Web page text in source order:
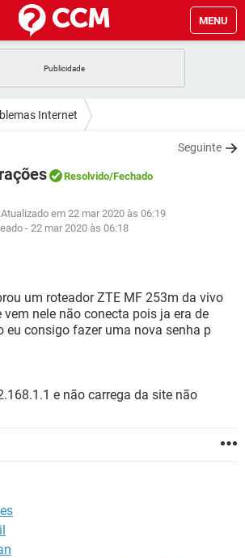
MENU
FACEBOOK
GMAIL
WHATSAPP
GMAIL
WHATSAPP
EXCEL
WHATSAPP
GMAIL
EXCEL
Internet
Seguinte
Resolvido/Fechado
em 22 mar 2020 às 06:19
-22 mar 2020 às 06:18
um roteador ZTE MF 253m da vivo
vem nele não conecta pois ja era de
eu consigo fazer uma nova senha p
e não carrega da site não